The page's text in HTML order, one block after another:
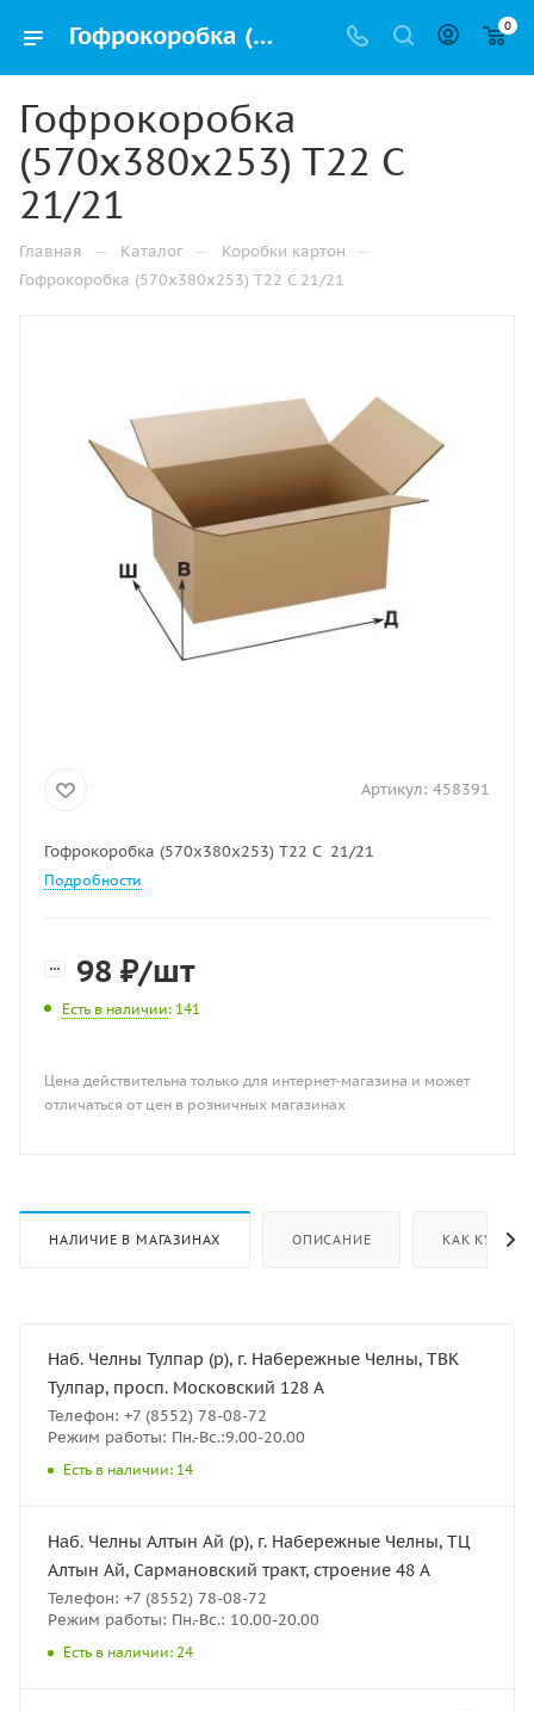
Гофрокоробка (570х380х253) Т22 С 21/21 купить дешево в Челябинске оптом и в розницу с доставкой 0
Гофрокоробка
(570х380х253) Т22 С
21/21
Главная — Каталог — Коробки картон —
Гофрокоробка (570х380х253) Т22 С 21/21
Артикул: 458391
Гофрокоробка (570х380х253) Т22 С 21/21
Подробности
98 ₽/шт
Есть в наличии: 141
Цена действительна только для интернет-магазина и может
отличаться от цен в розничных магазинах
НАЛИЧИЕ В МАГАЗИНАХ ОПИСАНИЕ КАК КУПИТЬ
Наб. Челны Тулпар (р), г. Набережные Челны, ТВК
Тулпар, просп. Московский 128 А
Телефон: +7 (8552) 78-08-72
Режим работы: Пн.-Вс.:9.00-20.00
Есть в наличии: 14
Наб. Челны Алтын Ай (р), г. Набережные Челны, ТЦ
Алтын Ай, Сармановский тракт, строение 48 А
Телефон: +7 (8552) 78-08-72
Режим работы: Пн.-Вс.: 10.00-20.00
Есть в наличии: 24